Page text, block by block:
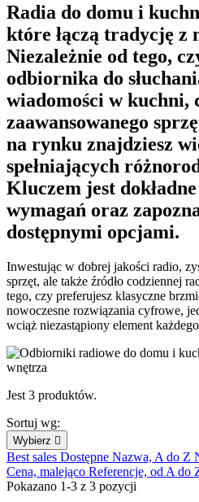
Radia do domu i
które łączą tradycję z
Niezależnie od tego,
odbiornika do
wiadomości w kuchni,
zaawansowanego
na rynku znajdziesz
spełniających
Kluczem jest
wymagań oraz
dostępnymi opcjami.
Inwestując w dobrej jakości radio,
sprzęt, ale także źródło codziennej
tego, czy preferujesz klasyczne
nowoczesne rozwiązania cyfrowe,
wciąż niezastąpiony element
Jest 3 produktów.
Sortuj wg:
Wybierz 
Best sales Dostępne Nazwa, A do Z
Cena, malejąco Referencje, od A do
Pokazano 1-3 z 3 pozycji